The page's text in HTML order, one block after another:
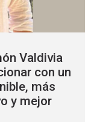
Valdivia
con un
más
y mejor